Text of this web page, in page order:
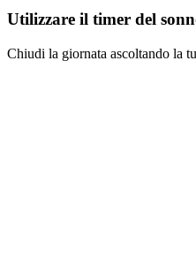
Utilizzare il timer del
Chiudi la giornata ascoltando la